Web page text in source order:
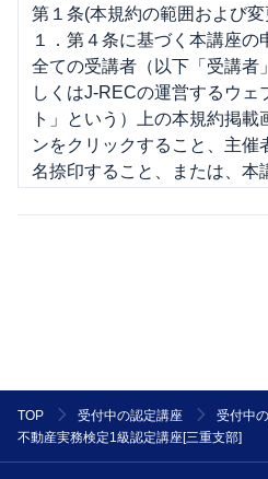
第１条(本規約の範囲および変
１．第４条に基づく本講座の
全ての受講者（以下「受講者
しくはJ-RECの運営するウェ
ト」という）上の本規約掲
ンをクリックすること、主催
名捺印すること、または、本
講者の契約に適用します。但
則が通知された後に、受講者
た場合には、受講者は当該内
TOP 受付中の認定講座
受付中
不動産実務検定1級認定講座[三重支部]